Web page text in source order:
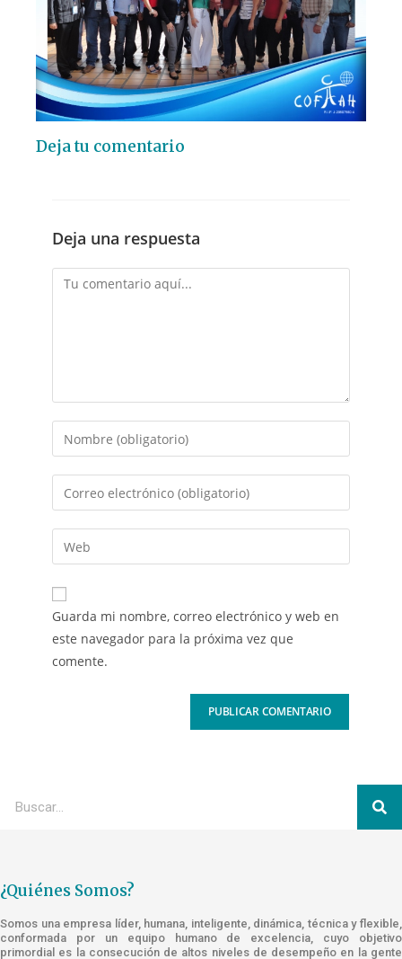
Deja tu comentario
Deja una respuesta
Guarda mi nombre, correo electrónico y web en
este navegador para la próxima vez que
comente.
¿Quiénes Somos?
Somos una empresa líder, humana, inteligente, dinámica, técnica y flexible,
conformada por un equipo humano de excelencia, cuyo objetivo
primordial es la consecución de altos niveles de desempeño en la gente